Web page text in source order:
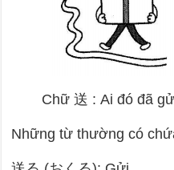
Chữ送 : Ai đó đã
Những từ thường có